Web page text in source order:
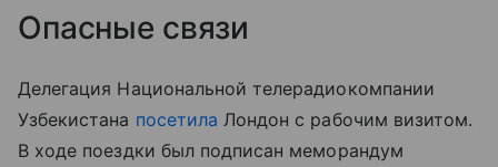
Опасные связи
Делегация Национальной телерадиокомпании
Узбекистана посетила Лондон с рабочим визитом.
В ходе поездки был подписан меморандум